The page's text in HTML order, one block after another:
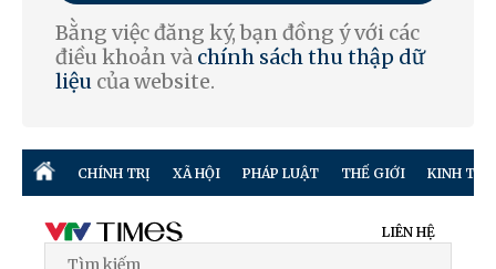
Bằng việc đăng ký, bạn đồng ý với các
điều khoản và chính sách thu thập dữ
liệu của website.
CHÍNH TRỊ XÃ HỘI PHÁP LUẬT THẾ GIỚI KINH TẾ
LIÊN HỆ